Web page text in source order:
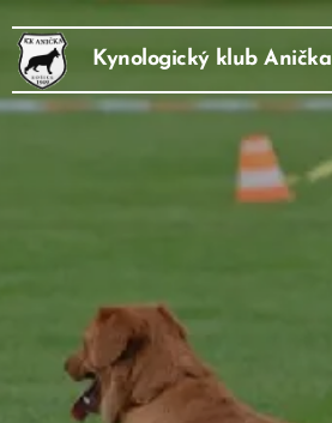
Kynologický klub Anička
Košice